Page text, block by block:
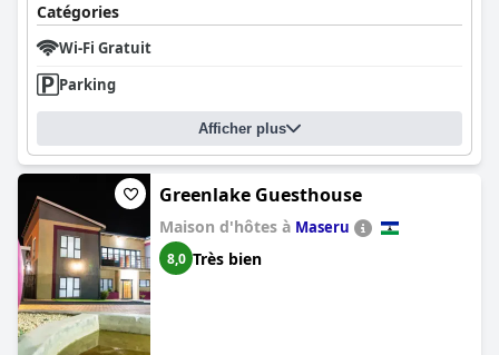
Catégories
Wi-Fi Gratuit
Parking
Afficher plus
Greenlake Guesthouse
Maison d'hôtes à Maseru
8,0 Très bien